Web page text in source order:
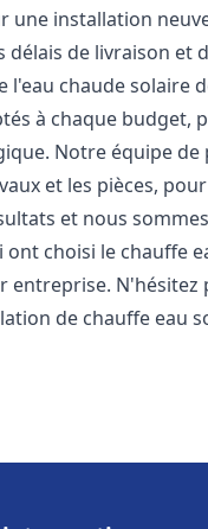
une installation
délais de livraison et
l'eau chaude solaire
à chaque budget,
Notre équipe
et les pièces,
et nous
ont choisi le chauffe
entreprise.
de chauffe eau